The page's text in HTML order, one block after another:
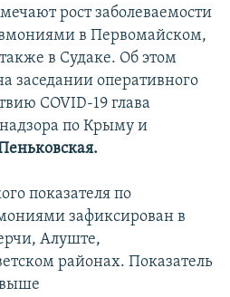
рост заболеваемости
в Первомайском,
в Судаке. Об этом
заседании оперативного
COVID-19 глава
по Крыму и
показателя по
зафиксирован в
Алуште,
районах. Показатель
выше